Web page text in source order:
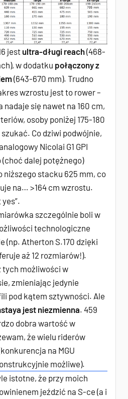
jest ultra-długi reach(468-
w dodatku połączony z
(643-670 mm). Trudno
wzrostu jest to rower –
nadaje się nawet na 160 cm,
osoby poniżej 175-180
Co dziwi podwójnie,
Nicolai G1 GPI
dalej potężnego)
niższego stacku 625 mm, co
na… >164 cm wzrostu.
szczególnie boli w
technologiczne
(np. Atherton S.170 dzięki
aż 12 rozmiarów!).
tych możliwości w
zmieniając jedynie
pod kątem sztywności. Ale
jest niezmienna. 459
dobra wartość w
że wielu riderów
na MGU
możliwe).
istotne, że przy moich
jeździć na S-ce (a i